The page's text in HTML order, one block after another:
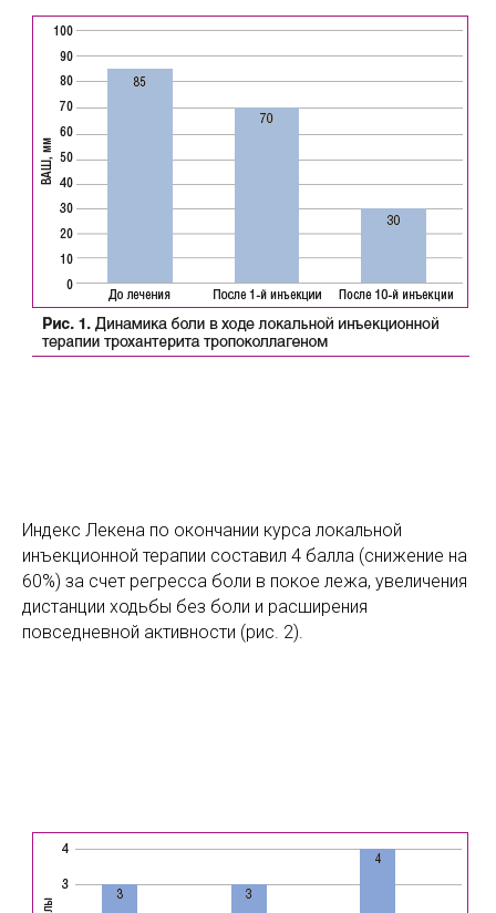
Индекс Лекена по окончании курса локальной
инъекционной терапии составил 4 балла (снижение на
60%) за счет регресса боли в покое лежа, увеличения
дистанции ходьбы без боли и расширения
повседневной активности (рис. 2).